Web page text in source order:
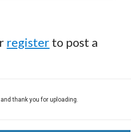
register to post a
thank you for uploading.